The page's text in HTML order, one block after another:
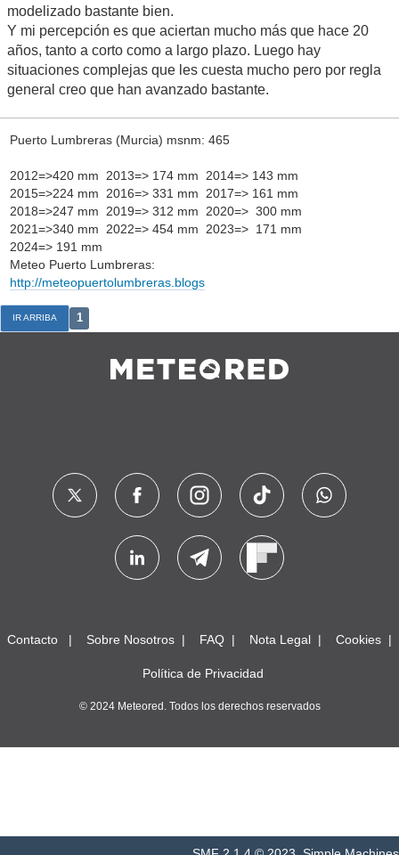
modelizado bastante bien.
Y mi percepción es que aciertan mucho más que hace 20
años, tanto a corto como a largo plazo. Luego hay
situaciones complejas que les cuesta mucho pero por regla
general creo que han avanzado bastante.
Puerto Lumbreras (Murcia) msnm: 465
2012=>420 mm 2013=> 174 mm 2014=> 143 mm
2015=>224 mm 2016=> 331 mm 2017=> 161 mm
2018=>247 mm 2019=> 312 mm 2020=> 300 mm
2021=>340 mm 2022=> 454 mm 2023=> 171 mm
2024=> 191 mm
Meteo Puerto Lumbreras:
http://meteopuertolumbreras.blogs
IR ARRIBA 1
Contacto Sobre Nosotros FAQ Nota Legal Cookies
Política de Privacidad
© 2024 Meteored. Todos los derechos reservados